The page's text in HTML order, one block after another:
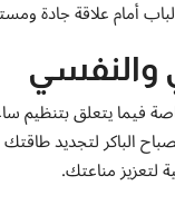
أمام علاقة جادة
والنفسي
فيما يتعلق بتنظيم
الباكر لتجديد
لتعزيز مناعتك.